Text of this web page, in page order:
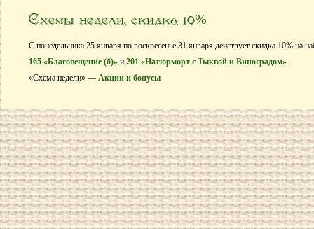
Схемы недели, скидка 10%
С понедельника 25 января по воскресенье 31 января действует скидка 10% на
165 «Благовещение (б)» и 201 «Натюрморт с Тыквой и Виноградом».
«Схема недели» — Акции и бонусы